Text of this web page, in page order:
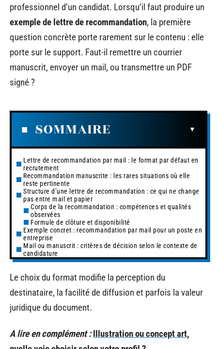
professionnel d’un candidat. Lorsqu’il faut produire un
exemple de lettre de recommandation, la première
question concrète porte rarement sur le contenu : elle
porte sur le support. Faut-il remettre un courrier
manuscrit, envoyer un mail, ou transmettre un PDF
signé ?
SOMMAIRE
Lettre de recommandation par mail : le format par défaut en
recrutement
Recommandation manuscrite : les rares situations où elle
reste pertinente
Structure d’une lettre de recommandation : ce qui ne change
pas entre mail et papier
Corps de la recommandation : compétences et qualités
observées
Formule de clôture et disponibilité
Exemple concret : recommandation par mail pour un poste en
entreprise
Mail ou manuscrit : critères de décision selon le contexte de
candidature
Le choix du format modifie la perception du
destinataire, la facilité de diffusion et parfois la valeur
juridique du document.
A lire en complément : Illustration ou concept art,